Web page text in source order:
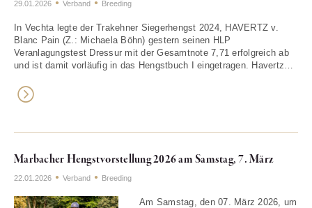
29.01.2026 Verband Breeding
In Vechta legte der Trakehner Siegerhengst 2024, HAVERTZ v.
Blanc Pain (Z.: Michaela Böhn) gestern seinen HLP
Veranlagungstest Dressur mit der Gesamtnote 7,71 erfolgreich ab
und ist damit vorläufig in das Hengstbuch I eingetragen. Havertz…
Marbacher Hengstvorstellung 2026 am Samstag, 7. März
22.01.2026 Verband Breeding
Am Samstag, den 07. März 2026, um